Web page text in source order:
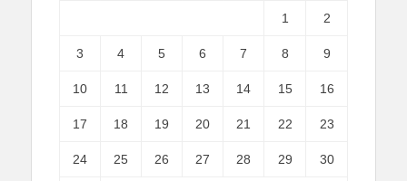
1 2
3 4 5 6 7 8 9
10 11 12 13 14 15 16
17 18 19 20 21 22 23
24 25 26 27 28 29 30